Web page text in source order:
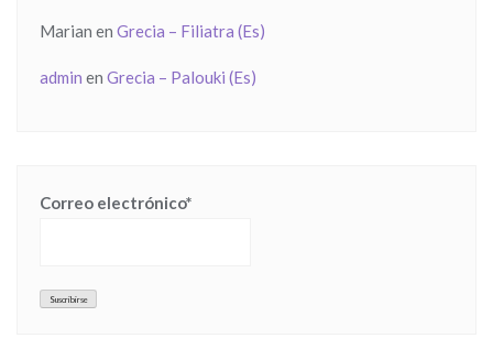
Marian en Grecia – Filiatra (Es)
admin en Grecia – Palouki (Es)
Correo electrónico*